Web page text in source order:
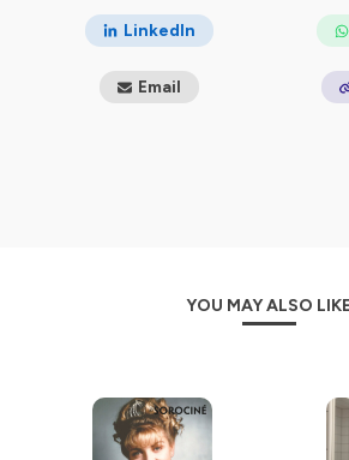
Hébergé par Ausha. Visitez
pour plus
LinkedIn
Email
YOU MAY ALSO LIKE